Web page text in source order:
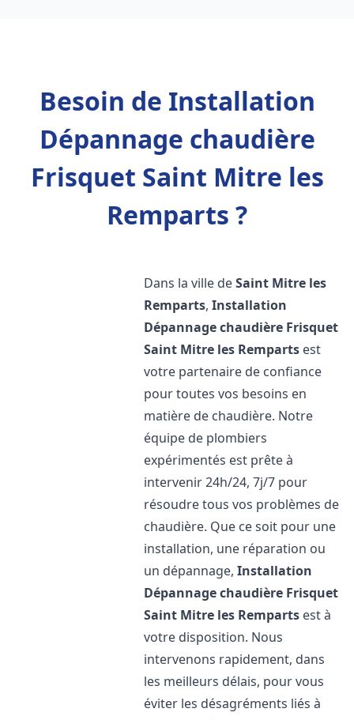
Besoin de Installation
Dépannage chaudière
Frisquet Saint Mitre les
Remparts ?
Dans la ville deSaint Mitre les
Remparts,Installation
Dépannage chaudière Frisquet
Saint Mitre les Remparts est
votre partenaire de confiance
pour toutes vos besoins en
matière de chaudière. Notre
équipe de plombiers
expérimentés est prête à
intervenir 24h/24, 7j/7 pour
résoudre tous vos problèmes de
chaudière. Que ce soit pour une
installation, une réparation ou
un dépannage,Installation
Dépannage chaudière Frisquet
Saint Mitre les Remparts est à
votre disposition. Nous
intervenons rapidement, dans
les meilleurs délais, pour vous
éviter les désagréments liés à